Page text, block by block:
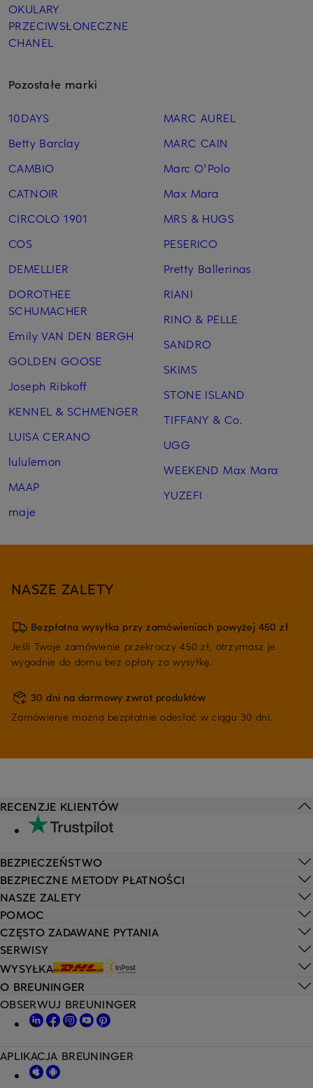
OKULARY
PRZECIWSŁONECZNE
CHANEL
Pozostałe marki
10DAYS
Betty Barclay
CAMBIO
CATNOIR
CIRCOLO 1901
COS
DEMELLIER
DOROTHEE
SCHUMACHER
Emily VAN DEN BERGH
GOLDEN GOOSE
Joseph Ribkoff
KENNEL & SCHMENGER
LUISA CERANO
lululemon
MAAP
maje
MARC AUREL
MARC CAIN
Marc O'Polo
Max Mara
MRS & HUGS
PESERICO
Pretty Ballerinas
RIANI
RINO & PELLE
SANDRO
SKIMS
STONE ISLAND
TIFFANY & Co.
UGG
WEEKEND Max Mara
YUZEFI
NASZE ZALETY
Bezpłatna wysyłka przy zamówieniach powyżej 450 zł
Jeśli Twoje zamówienie przekroczy 450 zł, otrzymasz je
wygodnie do domu bez opłaty za wysyłkę.
30 dni na darmowy zwrot produktów
Zamówienie można bezpłatnie odesłać w ciągu 30 dni.
POMOC
CZĘSTO ZADAWANE PYTANIA
SERWISY
WYSYŁKA
RECENZJE KLIENTÓW
BEZPIECZEŃSTWO
BEZPIECZNE METODY PŁATNOŚCI
NASZE ZALETY
O BREUNINGER
OBSERWUJ BREUNINGER
APLIKACJA BREUNINGER